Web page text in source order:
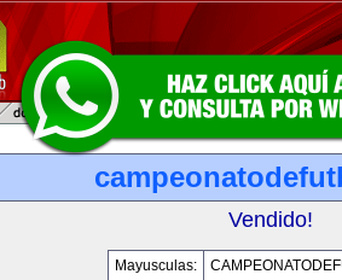
Vendido!
Mayusculas: